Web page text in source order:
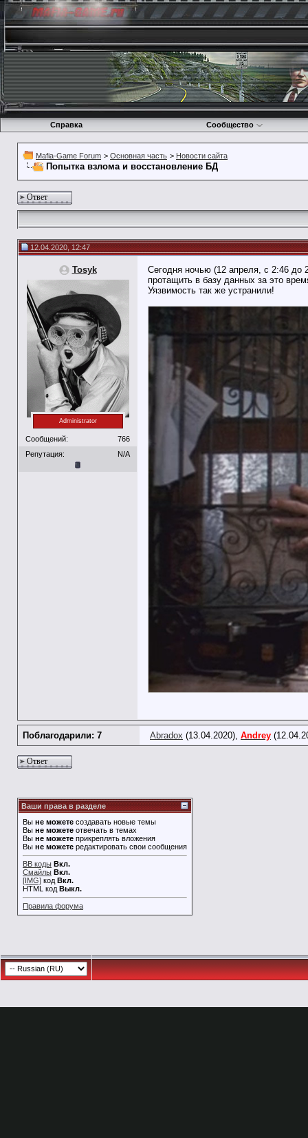
Справка Сообщество
Mafia-Game Forum > Основная часть > Новости сайта
Попытка взлома и восстановление БД
Ответ
12.04.2020, 12:47
Tosyk
Administrator
Сообщений:
766
Репутация:
N/A
Сегодня ночью (12 апреля, с 2:46 до
протащить в базу данных за это
Уязвимость так же устранили!
Поблагодарили: 7 Abradox (13.04.2020), Andrey
Ответ
Ваши права в разделе
Вы не можете создавать новые темы
Вы не можете отвечать в темах
Вы не можете прикреплять вложения
Вы не можете редактировать свои сообщения
BB коды Вкл.
Смайлы Вкл.
[IMG] код Вкл.
HTML код Выкл.
Правила форума